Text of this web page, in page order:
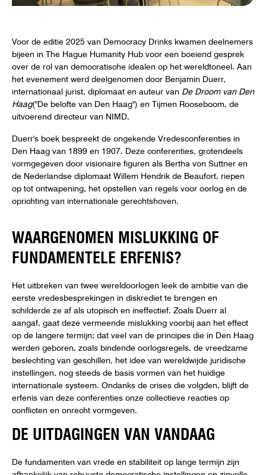
Voor de editie 2025 van Democracy Drinks kwamen deelnemers
bijeen in The Hague Humanity Hub voor een boeiend gesprek
over de rol van democratische idealen op het wereldtoneel. Aan
het evenement werd deelgenomen door Benjamin Duerr,
internationaal jurist, diplomaat en auteur van De Droom van Den
Haag("De belofte van Den Haag") en Tijmen Rooseboom, de
uitvoerend directeur van NIMD.
Duerr's boek bespreekt de ongekende Vredesconferenties in
Den Haag van 1899 en 1907. Deze conferenties, grotendeels
vormgegeven door visionaire figuren als Bertha von Suttner en
de Nederlandse diplomaat Willem Hendrik de Beaufort, riepen
op tot ontwapening, het opstellen van regels voor oorlog en de
oprichting van internationale gerechtshoven.
WAARGENOMEN MISLUKKING OF
FUNDAMENTELE ERFENIS?
Het uitbreken van twee wereldoorlogen leek de ambitie van die
eerste vredesbesprekingen in diskrediet te brengen en
schilderde ze af als utopisch en ineffectief. Zoals Duerr al
aangaf, gaat deze vermeende mislukking voorbij aan het effect
op de langere termijn; dat veel van de principes die in Den Haag
werden geboren, zoals bindende oorlogsregels, de vreedzame
beslechting van geschillen, het idee van wereldwijde juridische
instellingen, nog steeds de basis vormen van het huidige
internationale systeem. Ondanks de crises die volgden, blijft de
erfenis van deze conferenties onze collectieve reacties op
conflicten en onrecht vormgeven.
DE UITDAGINGEN VAN VANDAAG
De fundamenten van vrede en stabiliteit op lange termijn zijn
afhankelijk van robuuste democratische instellingen en zinvolle